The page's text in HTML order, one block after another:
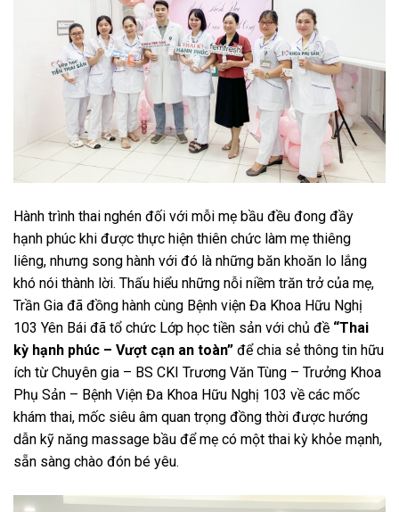
Hành trình thai nghén đối với mỗi mẹ bầu đều đong đầy
hạnh phúc khi được thực hiện thiên chức làm mẹ thiêng
liêng, nhưng song hành với đó là những băn khoăn lo lắng
khó nói thành lời. Thấu hiểu những nỗi niềm trăn trở của mẹ,
Trần Gia đã đồng hành cùng Bệnh viện Đa Khoa Hữu Nghị
103 Yên Bái đã tổ chức Lớp học tiền sản với chủ đề “Thai
kỳ hạnh phúc – Vượt cạn an toàn” để chia sẻ thông tin hữu
ích từ Chuyên gia – BS CKI Trương Văn Tùng – Trưởng Khoa
Phụ Sản – Bệnh Viện Đa Khoa Hữu Nghị 103 về các mốc
khám thai, mốc siêu âm quan trọng đồng thời được hướng
dẫn kỹ năng massage bầu để mẹ có một thai kỳ khỏe mạnh,
sẵn sàng chào đón bé yêu.